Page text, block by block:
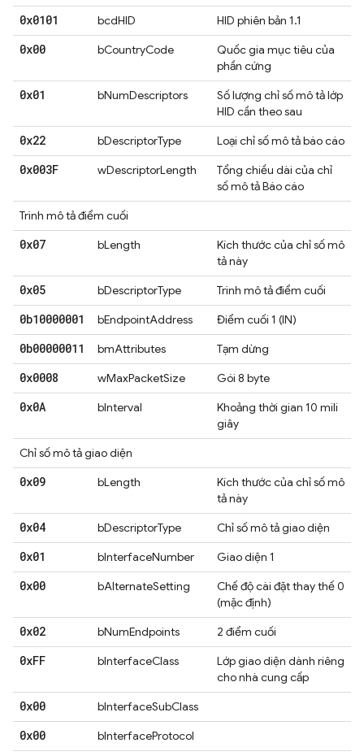
0x0101 bcdHID HID phiên bản 1.1
0x00 bCountryCode
Quốc gia mục tiêu của
phần cứng
0x01 bNumDescriptors
Số lượng chỉ số mô tả lớp
HID cần theo sau
0x22 bDescriptorType Loại chỉ số mô tả báo cáo
0x003F wDescriptorLength
Tổng chiều dài của chỉ
số mô tả Báo cáo
Trình mô tả điểm cuối
0x07 bLength
Kích thước của chỉ số mô
tả này
0x05 bDescriptorType Trình mô tả điểm cuối
0b10000001 bEndpointAddress Điểm cuối 1 (IN)
0b00000011 bmAttributes Tạm dừng
0x0008 wMaxPacketSize Gói 8 byte
0x0A bInterval
Khoảng thời gian 10 mili
giây
Chỉ số mô tả giao diện
0x09 bLength
Kích thước của chỉ số mô
tả này
0x04 bDescriptorType Chỉ số mô tả giao diện
0x01 bInterfaceNumber Giao diện 1
0x00 bAlternateSetting
Chế độ cài đặt thay thế 0
(mặc định)
0x02 bNumEndpoints 2 điểm cuối
0xFF bInterfaceClass
Lớp giao diện dành riêng
cho nhà cung cấp
0x00 bInterfaceSubClass
0x00 bInterfaceProtocol